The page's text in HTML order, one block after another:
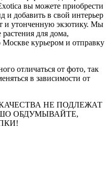
вы можете приобрести
и добавить в свой интерьер
и утонченную экзотику. Мы
для дома,
курьером и отправку
отличаться от фото, так
в зависимости от
НЕ ПОДЛЕЖАТ
ОБДУМЫВАЙТЕ,